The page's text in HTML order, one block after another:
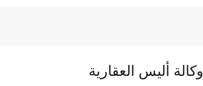
وكالة أليس العقارية